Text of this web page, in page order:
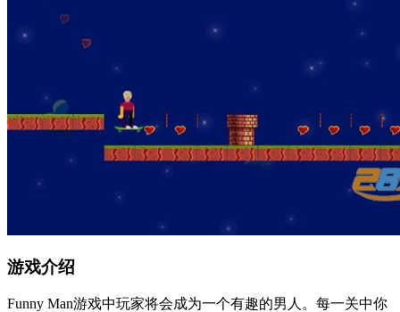
游戏介绍
Funny Man游戏中玩家将会成为一个有趣的男人。每一关中你